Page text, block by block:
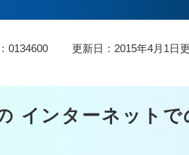
0134600 更新日：2015年4月1日
インターネットで